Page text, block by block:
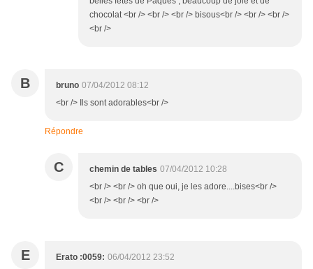
chocolat <br /> <br /> <br /> bisous<br /> <br /> <br />
<br />
B bruno 07/04/2012 08:12
<br /> Ils sont adorables<br />
Répondre
C chemin de tables 07/04/2012 10:28
<br /> <br /> oh que oui, je les adore....bises<br />
<br /> <br /> <br />
E Erato :0059: 06/04/2012 23:52